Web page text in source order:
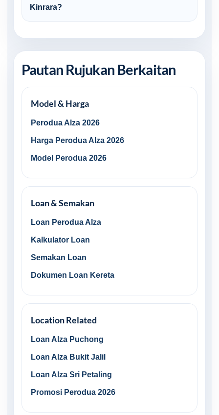
Kinrara?
Pautan Rujukan Berkaitan
Model & Harga
Perodua Alza 2026
Harga Perodua Alza 2026
Model Perodua 2026
Loan & Semakan
Loan Perodua Alza
Kalkulator Loan
Semakan Loan
Dokumen Loan Kereta
Location Related
Loan Alza Puchong
Loan Alza Bukit Jalil
Loan Alza Sri Petaling
Promosi Perodua 2026